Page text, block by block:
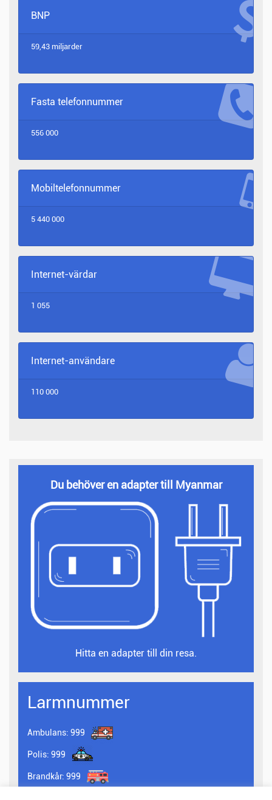
BNP
59,43 miljarder
Fasta telefonnummer
556 000
Mobiltelefonnummer
5 440 000
Internet-värdar
1 055
Internet-användare
110 000
Du behöver en adapter till Myanmar
Hitta en adapter till din resa.
Larmnummer
Ambulans: 999
Polis: 999
Brandkår: 999